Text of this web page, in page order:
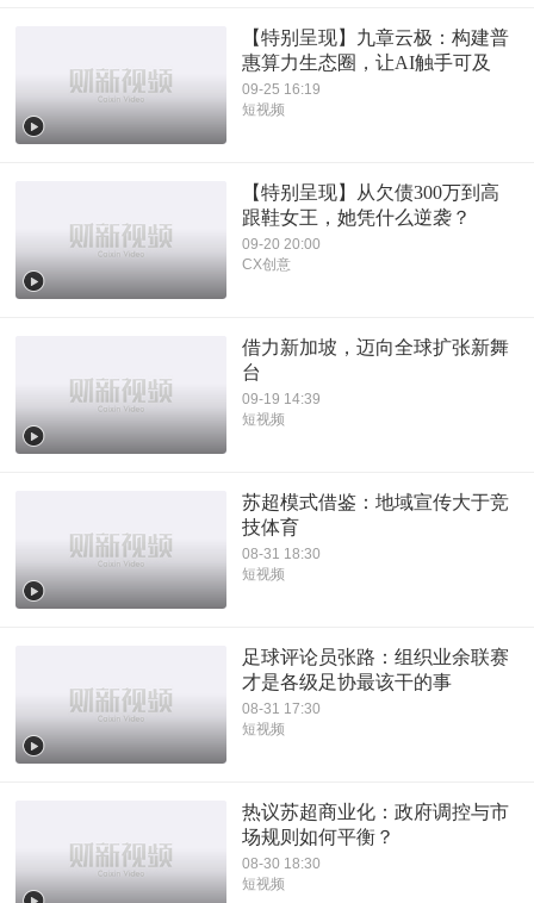
【特别呈现】九章云极：构建普
惠算力生态圈，让AI触手可及
09-25 16:19
短视频
【特别呈现】从欠债300万到高
跟鞋女王，她凭什么逆袭？
09-20 20:00
CX创意
借力新加坡，迈向全球扩张新舞
台
09-19 14:39
短视频
苏超模式借鉴：地域宣传大于竞
技体育
08-31 18:30
短视频
足球评论员张路：组织业余联赛
才是各级足协最该干的事
08-31 17:30
短视频
热议苏超商业化：政府调控与市
场规则如何平衡？
08-30 18:30
短视频